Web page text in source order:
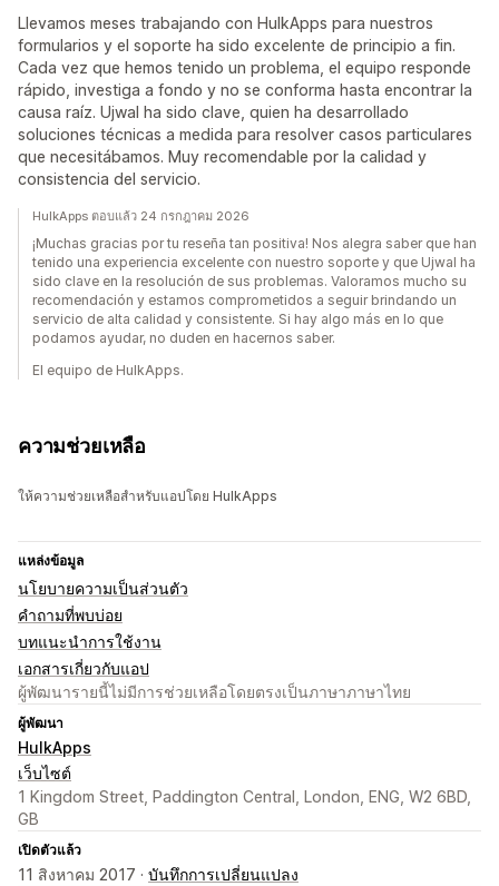
Llevamos meses trabajando con HulkApps para nuestros
formularios y el soporte ha sido excelente de principio a fin.
Cada vez que hemos tenido un problema, el equipo responde
rápido, investiga a fondo y no se conforma hasta encontrar la
causa raíz. Ujwal ha sido clave, quien ha desarrollado
soluciones técnicas a medida para resolver casos particulares
que necesitábamos. Muy recomendable por la calidad y
consistencia del servicio.
HulkApps ตอบแล้ว 24 กรกฎาคม 2026
¡Muchas gracias por tu reseña tan positiva! Nos alegra saber que han
tenido una experiencia excelente con nuestro soporte y que Ujwal ha
sido clave en la resolución de sus problemas. Valoramos mucho su
recomendación y estamos comprometidos a seguir brindando un
servicio de alta calidad y consistente. Si hay algo más en lo que
podamos ayudar, no duden en hacernos saber.
El equipo de HulkApps.
ความช่วยเหลือ
ให้ความช่วยเหลือสำหรับแอปโดย HulkApps
แหล่งข้อมูล
นโยบายความเป็นส่วนตัว
คำถามที่พบบ่อย
บทแนะนำการใช้งาน
เอกสารเกี่ยวกับแอป
ผู้พัฒนารายนี้ไม่มีการช่วยเหลือโดยตรงเป็นภาษาภาษาไทย
ผู้พัฒนา
HulkApps
เว็บไซต์
1 Kingdom Street, Paddington Central, London, ENG, W2 6BD,
GB
เปิดตัวแล้ว
11 สิงหาคม 2017 · บันทึกการเปลี่ยนแปลง